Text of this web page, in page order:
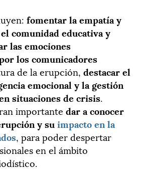
fomentar la empatía y
comunidad educativa y
las emociones
los comunicadores
de la erupción, destacar el
emocional y la gestión
situaciones de crisis.
importante dar a conocer
y su impacto en la
, para poder despertar
en el ámbito